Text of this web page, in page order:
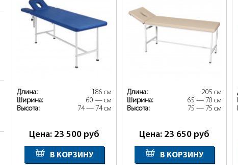
Длина:
186 см
Ширина:
60 — см
Высота:
74 — 74 см
Цена: 23 500 руб
В КОРЗИНУ
Длина:
205 см
Ширина:
65 — 70 см
Высота:
75 — 75 см
Цена: 23 650 руб
В КОРЗИНУ